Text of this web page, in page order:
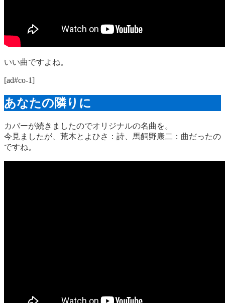
いい曲ですよね。
[ad#co-1]
あなたの隣りに
カバーが続きましたのでオリジナルの名曲を。
今見ましたが、荒木とよひさ：詩、馬飼野康二：曲だったの
ですね。